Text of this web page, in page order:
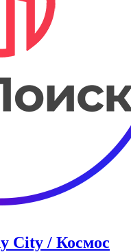
City / Космос